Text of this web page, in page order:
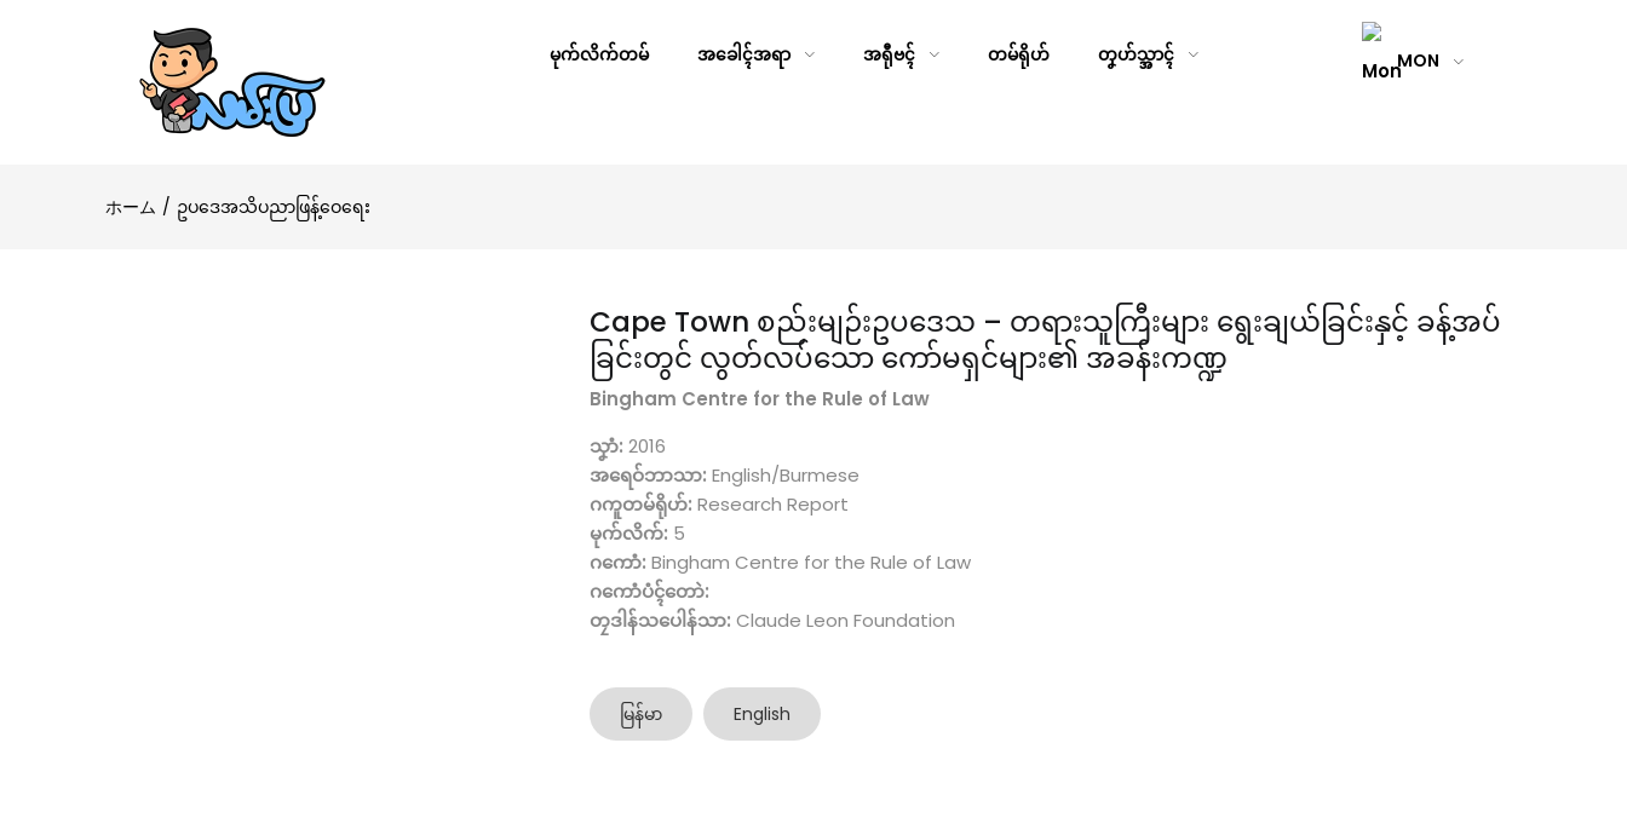
မုက်လိက်တမ် အခေါၚ်အရာ အရီုဗၚ် တမ်ရိုဟ် တၞဟ်သ္အာၚ် MON
ホーム ဥပဒေအသိပညာဖြန့်ဝေရေး
Cape Town စည်းမျဉ်းဥပဒေသ – တရားသူကြီးများ ရွေးချယ်ခြင်းနှင့် ခန့်အပ်
ခြင်းတွင် လွတ်လပ်သော ကော်မရှင်များ၏ အခန်းကဏ္ဍ
Bingham Centre for the Rule of Law
သၞာံ: 2016
အရေဝ်ဘာသာ: English/Burmese
ဂကူတမ်ရိုဟ်: Research Report
မုက်လိက်: 5
ဂကောံ: Bingham Centre for the Rule of Law
ဂကောံပံၚ်တောဲ:
တၠဒါန်သပေါန်သာ: Claude Leon Foundation
မြန်မာ English